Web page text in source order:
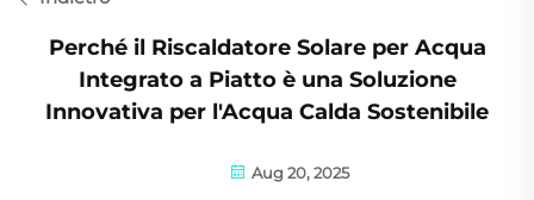
Perché il Riscaldatore Solare per Acqua
Integrato a Piatto è una Soluzione
Innovativa per l'Acqua Calda Sostenibile
Aug 20, 2025